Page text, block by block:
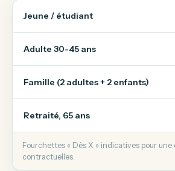
Jeune / étudiant
Adulte 30-45 ans
Famille (2 adultes + 2 enfants)
Retraité, 65 ans
Fourchettes « Dès X » indicatives pour
contractuelles.